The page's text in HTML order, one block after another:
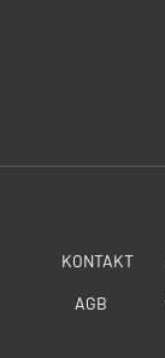
KONTAKT
AGB